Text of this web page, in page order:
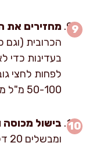
מחזירים את
הכרובית
בעדינות כדי
לפחות לחצי
50-100 מ"ל מים.
בישול מכוסה